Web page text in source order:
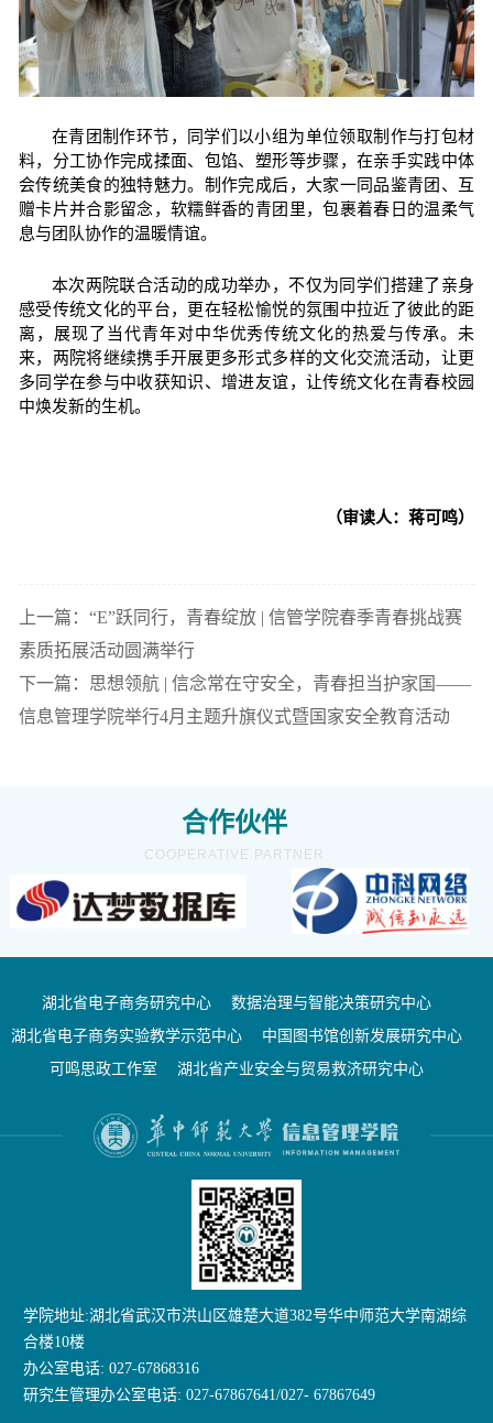
在青团制作环节，同学们以小组为单位领取制作与打包材
料，分工协作完成揉面、包馅、塑形等步骤，在亲手实践中体
会传统美食的独特魅力。制作完成后，大家一同品鉴青团、互
赠卡片并合影留念，软糯鲜香的青团里，包裹着春日的温柔气
息与团队协作的温暖情谊。
本次两院联合活动的成功举办，不仅为同学们搭建了亲身
感受传统文化的平台，更在轻松愉悦的氛围中拉近了彼此的距
离，展现了当代青年对中华优秀传统文化的热爱与传承。未
来，两院将继续携手开展更多形式多样的文化交流活动，让更
多同学在参与中收获知识、增进友谊，让传统文化在青春校园
中焕发新的生机。
（审读人：蒋可鸣）
上一篇：“E”跃同行，青春绽放 | 信管学院春季青春挑战赛
素质拓展活动圆满举行
下一篇：思想领航 | 信念常在守安全，青春担当护家国——
信息管理学院举行4月主题升旗仪式暨国家安全教育活动
合作伙伴
COOPERATIVE PARTNER
湖北省电子商务研究中心
数据治理与智能决策研究中心
湖北省电子商务实验教学示范中心
中国图书馆创新发展研究中心
可鸣思政工作室
湖北省产业安全与贸易救济研究中心
学院地址:湖北省武汉市洪山区雄楚大道382号华中师范大学南湖综
合楼10楼
办公室电话: 027-67868316
研究生管理办公室电话: 027-67867641/027- 67867649